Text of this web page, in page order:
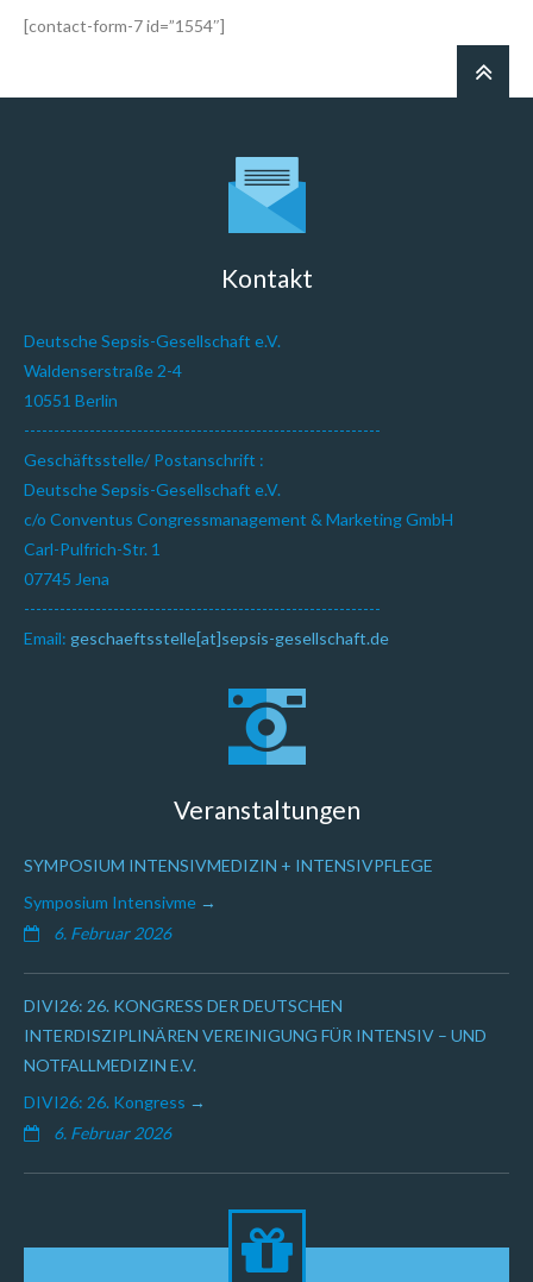
[contact-form-7 id=”1554″]
Kontakt
Deutsche Sepsis-Gesellschaft e.V.
Waldenserstraße 2-4
10551 Berlin
------------------------------------------------------------
Geschäftsstelle/ Postanschrift :
Deutsche Sepsis-Gesellschaft e.V.
c/o Conventus Congressmanagement & Marketing GmbH
Carl-Pulfrich-Str. 1
07745 Jena
------------------------------------------------------------
Email: geschaeftsstelle[at]sepsis-gesellschaft.de
Veranstaltungen
SYMPOSIUM INTENSIVMEDIZIN + INTENSIVPFLEGE
Symposium Intensivme
6. Februar 2026
DIVI26: 26. KONGRESS DER DEUTSCHEN
INTERDISZIPLINÄREN VEREINIGUNG FÜR INTENSIV – UND
NOTFALLMEDIZIN E.V.
DIVI26: 26. Kongress
6. Februar 2026